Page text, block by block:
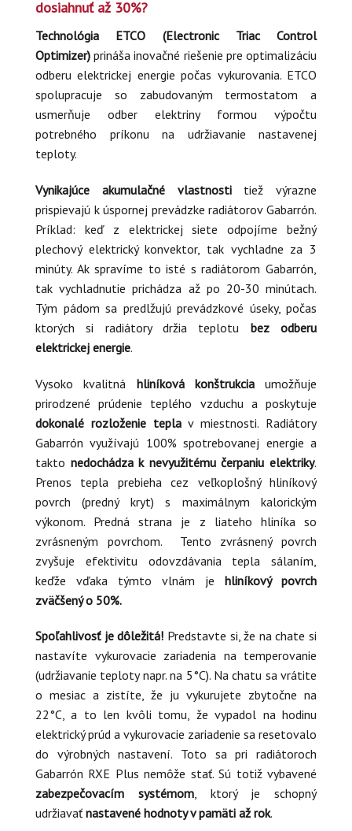
dosiahnuť až 30%?
Technológia ETCO (Electronic Triac Control
Optimizer) prináša inovačné riešenie pre optimalizáciu
odberu elektrickej energie počas vykurovania. ETCO
spolupracuje so zabudovaným termostatom a
usmerňuje odber elektriny formou výpočtu
potrebného príkonu na udržiavanie nastavenej
teploty.
Vynikajúce akumulačné vlastnostitiež výrazne
prispievajú k úspornej prevádzke radiátorov Gabarrón.
Príklad: keď z elektrickej siete odpojíme bežný
plechový elektrický konvektor, tak vychladne za 3
minúty. Ak spravíme to isté s radiátorom Gabarrón,
tak vychladnutie prichádza až po 20-30 minútach.
Tým pádom sa predlžujú prevádzkové úseky, počas
ktorých si radiátory držia teplotu bez odberu
elektrickej energie.
Vysoko kvalitná hliníková konštrukcia umožňuje
prirodzené prúdenie teplého vzduchu a poskytuje
dokonalé rozloženie teplav miestnosti. Radiátory
Gabarrón využívajú 100% spotrebovanej energie a
takto nedochádza k nevyužitému čerpaniu elektriky.
Prenos tepla prebieha cez veľkoplošný hliníkový
povrch (predný kryt) s maximálnym kalorickým
výkonom. Predná strana je z liateho hliníka so
zvrásneným povrchom. Tento zvrásnený povrch
zvyšuje efektivitu odovzdávania tepla sálaním,
keďže vďaka týmto vlnám je hliníkový povrch
zväčšený o 50%.
Spoľahlivosť je dôležitá! Predstavte si, že na chate si
nastavíte vykurovacie zariadenia na temperovanie
(udržiavanie teploty napr. na 5°C). Na chatu sa vrátite
o mesiac a zistíte, že ju vykurujete zbytočne na
22°C, a to len kvôli tomu, že vypadol na hodinu
elektrický prúd a vykurovacie zariadenie sa resetovalo
do výrobných nastavení. Toto sa pri radiátoroch
Gabarrón RXE Plus nemôže stať. Sú totiž vybavené
zabezpečovacím systémom, ktorý je schopný
udržiavaťnastavené hodnoty v pamäti až rok.